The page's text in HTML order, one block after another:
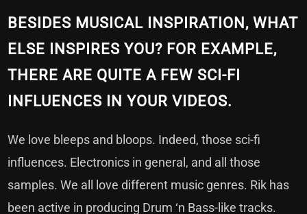
BESIDES MUSICAL INSPIRATION, WHAT
ELSE INSPIRES YOU? FOR EXAMPLE,
THERE ARE QUITE A FEW SCI-FI
INFLUENCES IN YOUR VIDEOS.
We love bleeps and bloops. Indeed, those sci-fi
influences. Electronics in general, and all those
samples. We all love different music genres. Rik has
been active in producing Drum ‘n Bass-like tracks.